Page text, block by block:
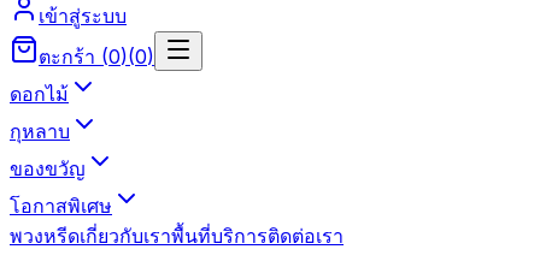
เข้าสู่ระบบ
ตะกร้า (0)(0)
ดอกไม้
กุหลาบ
ของขวัญ
โอกาสพิเศษ
พวงหรีดเกี่ยวกับเราพื้นที่บริการติดต่อเรา